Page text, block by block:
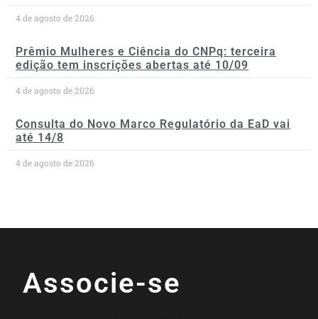
4 de agosto de 2026
Prêmio Mulheres e Ciência do CNPq: terceira
edição tem inscrições abertas até 10/09
4 de agosto de 2026
Consulta do Novo Marco Regulatório da EaD vai
até 14/8
4 de agosto de 2026
Associe-se